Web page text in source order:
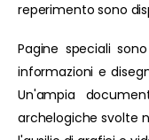
reperimento sono
Pagine speciali
informazioni e
Un'ampia
archelogiche svolte